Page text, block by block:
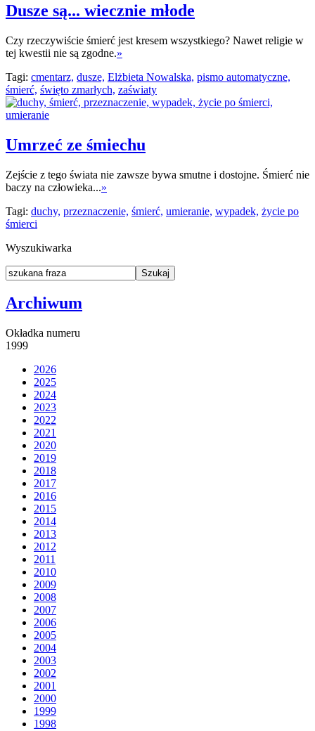
Dusze są... wiecznie młode
Czy rzeczywiście śmierć jest kresem wszystkiego? Nawet religie w
tej kwestii nie są zgodne.»
Tagi: cmentarz, dusze, Elżbieta Nowalska, pismo automatyczne,
śmierć, święto zmarłych, zaświaty
Umrzeć ze śmiechu
Zejście z tego świata nie zawsze bywa smutne i dostojne. Śmierć nie
baczy na człowieka...»
Tagi: duchy, przeznaczenie, śmierć, umieranie, wypadek, życie po
śmierci
Wyszukiwarka
Archiwum
Okładka numeru
1999
2026
2025
2024
2023
2022
2021
2020
2019
2018
2017
2016
2015
2014
2013
2012
2011
2010
2009
2008
2007
2006
2005
2004
2003
2002
2001
2000
1999
1998